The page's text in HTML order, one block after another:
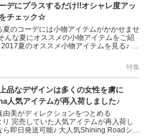
デにプラスするだけ!!オシャレ度アッ
チェック☆
夏のコーデには小物アイテムがかかせませ
んな夏にオススメの小物アイテムをご紹
夏のオススメ小物アイテムを見る♪ 天
[…]
特集
品なデザインは多くの女性を虜に
人気アイテムが再入荷しました♪
由美がディレクションをつとめる
完売していた人気アイテムが再入荷し
ら即日発送可能♪ 大人気Shining Roadシリ